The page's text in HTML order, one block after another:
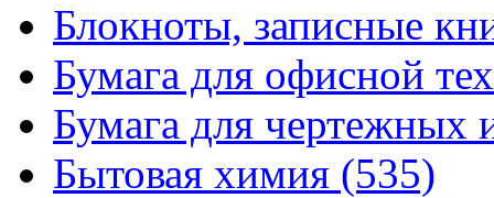
Блокноты, записные
Бумага для офисной
Бумага для чертежных
Бытовая химия (535)